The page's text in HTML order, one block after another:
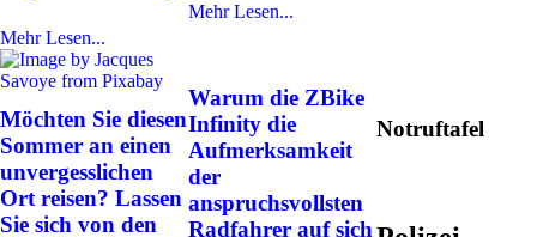
Mehr Lesen...
Mehr Lesen...
Möchten Sie diesen
Sommer an einen
unvergesslichen
Ort reisen? Lassen
Sie sich von den
Warum die ZBike
Infinity die
Aufmerksamkeit
der
anspruchsvollsten
Radfahrer auf sich
Notruftafel